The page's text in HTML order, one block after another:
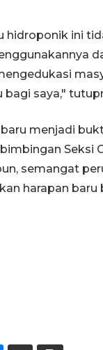
ini
bagi saya,"
menjadi
Seksi
semangat
harapan baru